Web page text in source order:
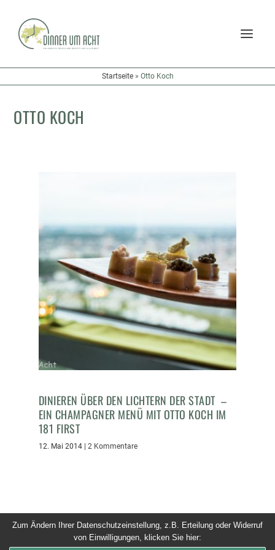
Startseite» Otto Koch
OTTO KOCH
DINIEREN ÜBER DEN LICHTERN DER STADT –
EIN CHAMPAGNER MENÜ MIT OTTO KOCH IM
181 FIRST
12. Mai 2014| 2 Kommentare
© 2026 Dinner um Acht. Alle Rechte vorbehalten
Zum Ändern Ihrer Datenschutzeinstellung, z.B. Erteilung oder Widerruf
von Einwilligungen, klicken Sie hier: